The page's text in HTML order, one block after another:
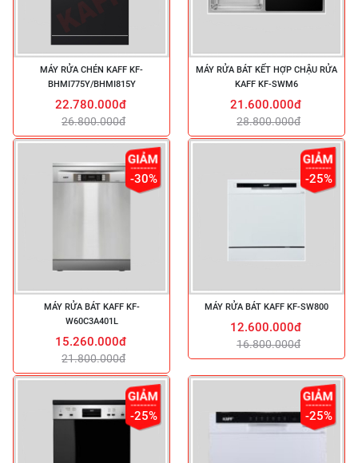
MÁY RỬA CHÉN KAFF KF-
BHMI775Y/BHMI815Y
22.780.000đ
26.800.000đ
MÁY RỬA BÁT KẾT HỢP CHẬU RỬA
KAFF KF-SWM6
21.600.000đ
28.800.000đ
-30%
MÁY RỬA BÁT KAFF KF-
W60C3A401L
15.260.000đ
21.800.000đ
-25%
MÁY RỬA BÁT KAFF KF-SW800
12.600.000đ
16.800.000đ
-25% -25%